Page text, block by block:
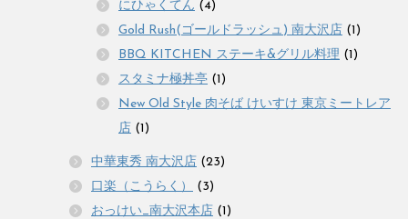
にひゃくてん (4)
Gold Rush(ゴールドラッシュ) 南大沢店 (1)
BBQ KITCHEN ステーキ&グリル料理 (1)
スタミナ極丼亭 (1)
New Old Style 肉そば けいすけ 東京ミートレア
店 (1)
中華東秀 南大沢店 (23)
口楽（こうらく）
(3)
おっけい_南大沢本店 (1)